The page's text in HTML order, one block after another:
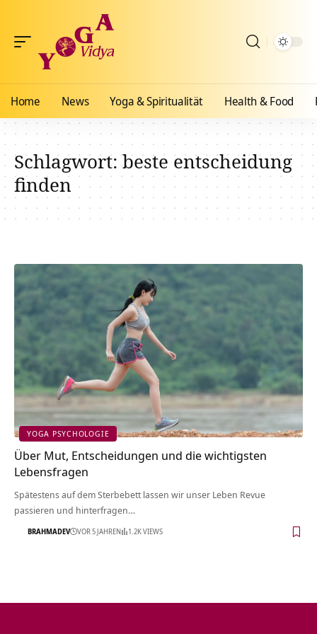
Home News Yoga & Spiritualität Health & Food
Schlagwort:beste entscheidung
finden
YOGA PSYCHOLOGIE
Über Mut, Entscheidungen und die wichtigsten
Lebensfragen
Spätestens auf dem Sterbebett lassen wir unser Leben Revue
passieren und hinterfragen…
BRAHMADEV VOR 5 JAHREN 1.2K VIEWS